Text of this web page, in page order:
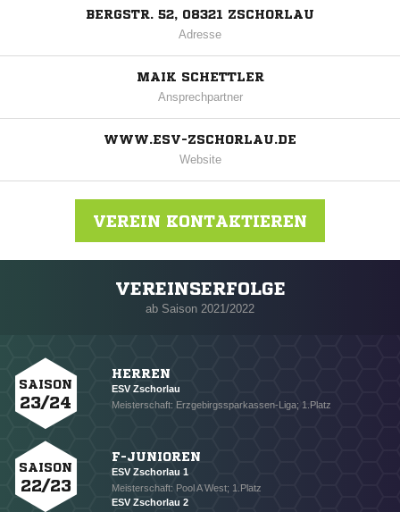
BERGSTR. 52, 08321 ZSCHORLAU
Adresse
MAIK SCHETTLER
Ansprechpartner
WWW.ESV-ZSCHORLAU.DE
Website
VEREIN KONTAKTIEREN
Nachricht an ESV Zschorlau
VEREINSERFOLGE
ab Saison 2021/2022
SAISON
23/24
HERREN
ESV Zschorlau
Meisterschaft: Erzgebirgssparkassen-Liga; 1.Platz
SAISON
22/23
F-JUNIOREN
ESV Zschorlau 1
Meisterschaft: Pool A West; 1.Platz
ESV Zschorlau 2